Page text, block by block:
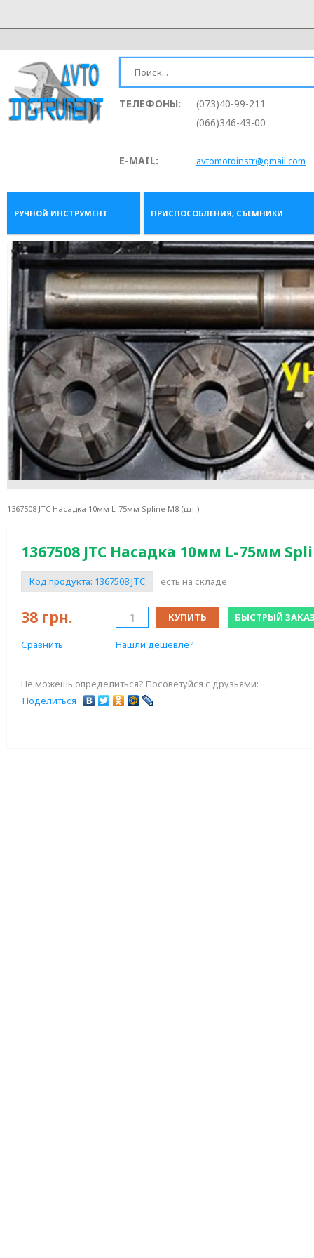
ТЕЛЕФОНЫ:
(073)40-99-211
(066)346-43-00
E-MAIL: avtomotoinstr@gmail.com
РУЧНОЙ ИНСТРУМЕНТ ПРИСПОСОБЛЕНИЯ, СЪЕМНИКИ
1367508 JTC Насадка 10мм L-75мм Spline M8 (шт.)
1367508 JTC Насадка 10мм L-75мм
Код продукта: 1367508 JTC есть на складе
38 грн. КУПИТЬ БЫСТРЫЙ
Сравнить Нашли дешевле?
Не можешь определиться? Посоветуйся с друзьями:
Поделиться